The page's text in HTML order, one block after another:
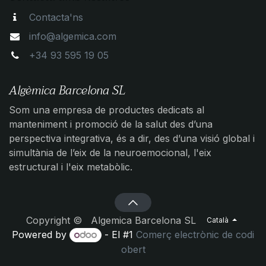
Contacta'ns
info@algemica.com
+34 93 595 19 05
Algèmica Barcelona SL
Som una empresa de productes dedicats al
manteniment i promoció de la salut des d’una
perspectiva integrativa, és a dir, des d’una visió global i
simultània de l’eix de la neuroemocional, l'eix
estructural i l'eix metabòlic.
Copyright © Algemica Barcelona SL Català
Powered by - El #1Comerç electrònic de codi
obert